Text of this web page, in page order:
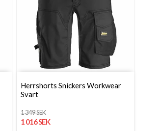
Herrshorts Snickers Workwear
Svart
1 349 SEK
1 016 SEK